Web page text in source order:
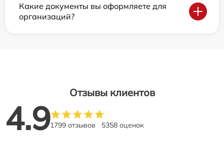
Какие документы вы оформляете для
организаций?
Отзывы клиентов
4.91799 отзывов 5358 оценок